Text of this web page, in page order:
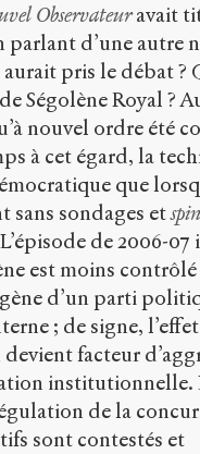
Observateuravait
parlant d’une autre
pris le débat ?
Ségolène Royal ?
nouvel ordre été
à cet égard, la
que
sans sondages et
de 2006-
est moins
d’un parti
; de signe,
facteur
institutionnelle.
de la
sont contestés et